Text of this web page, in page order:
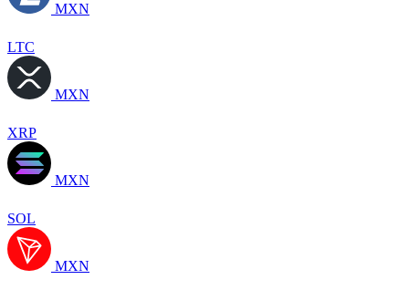
MXN
LTC
MXN
XRP
MXN
SOL
MXN